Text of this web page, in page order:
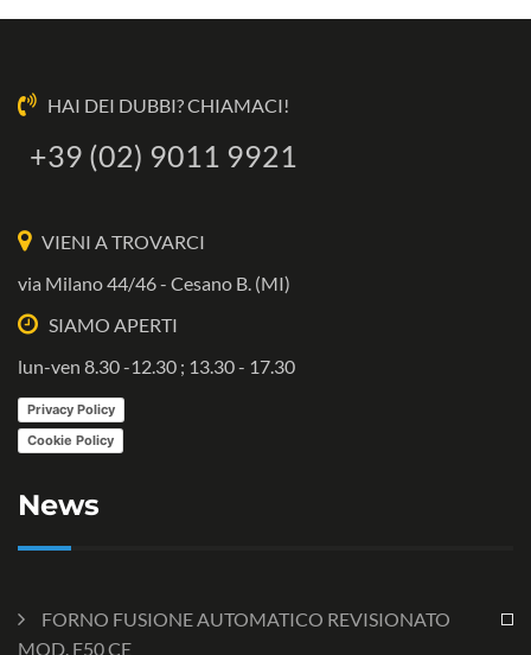
HAI DEI DUBBI? CHIAMACI!
+39 (02) 9011 9921
VIENI A TROVARCI
via Milano 44/46 - Cesano B. (MI)
SIAMO APERTI
lun-ven 8.30 -12.30 ; 13.30 - 17.30
Privacy Policy
Cookie Policy
News
FORNO FUSIONE AUTOMATICO REVISIONATO
MOD. F50 CE